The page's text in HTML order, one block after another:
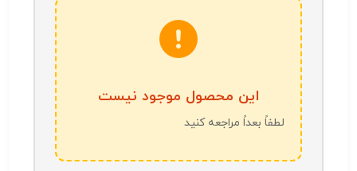
این محصول موجود نیست
لطفاً بعداً مراجعه کنید